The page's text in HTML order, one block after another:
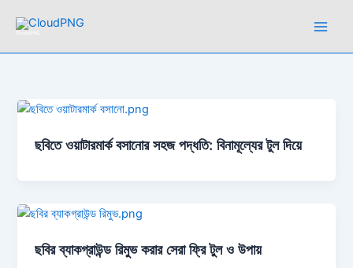
ছবিতে ওয়াটারমার্ক বসানোর সহজ পদ্ধতি: বিনামূল্যের টুল দিয়ে
ছবির ব্যাকগ্রাউন্ড রিমুভ করার সেরা ফ্রি টুল ও উপায়